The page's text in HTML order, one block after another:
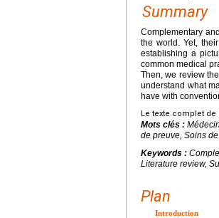
Summary
Complementary
the world. Yet,
establishing a
common medical
Then, we review
understand what
have with
Le texte complet de
Mots clés :
de preuve, Soins
Keywords :
Literature review,
Plan
Introduction